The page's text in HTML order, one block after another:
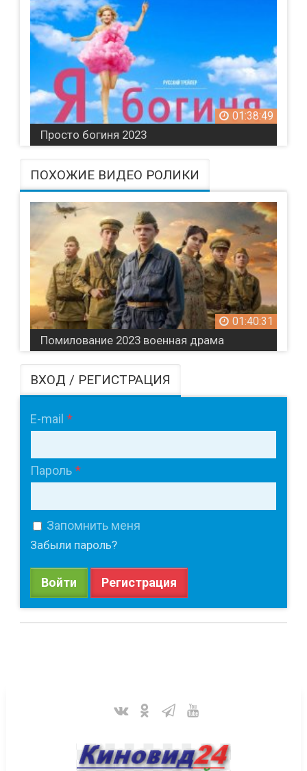
01:38:49
Просто богиня 2023
ПОХОЖИЕ ВИДЕО РОЛИКИ
01:40:31
Помилование 2023 военная драма
ВХОД / РЕГИСТРАЦИЯ
E-mail
Пароль
Запомнить меня
Забыли пароль?
Войти Регистрация